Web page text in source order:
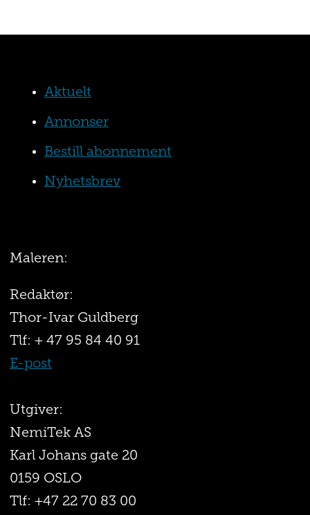
Aktuelt
Annonser
Bestill abonnement
Nyhetsbrev
Maleren:
Redaktør:
Thor-Ivar Guldberg
Tlf: + 47 95 84 40 91
E-post
Utgiver:
NemiTek AS
Karl Johans gate 20
0159 OSLO
Tlf: +47 22 70 83 00